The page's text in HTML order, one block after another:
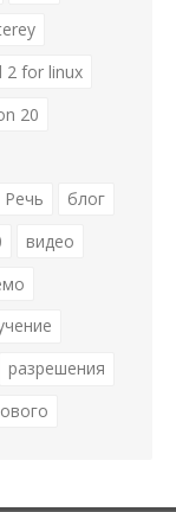
2 for linux
20
Речь
блог
видео
разрешения